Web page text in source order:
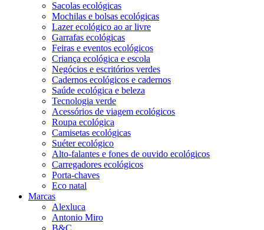
Sacolas ecológicas
Mochilas e bolsas ecológicas
Lazer ecológico ao ar livre
Garrafas ecológicas
Feiras e eventos ecológicos
Criança ecológica e escola
Negócios e escritórios verdes
Cadernos ecológicos e cadernos
Saúde ecológica e beleza
Tecnologia verde
Acessórios de viagem ecológicos
Roupa ecológica
Camisetas ecológicas
Suéter ecológico
Alto-falantes e fones de ouvido ecológicos
Carregadores ecológicos
Porta-chaves
Eco natal
Marcas
Alexluca
Antonio Miro
B&C